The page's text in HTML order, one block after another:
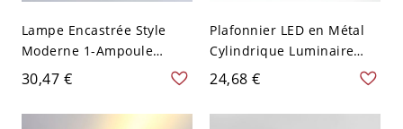
Lampe Encastrée Style
Moderne 1-Ampoule
Plafonnier Cylindre en
Aluminium - Blanc 110 V-
120 V 11,43 cm
30,47 €
Plafonnier LED en Métal
Cylindrique Luminaire
Encastré Contemporain
pour Couloir - Noir 110 V-
120 V 6,35 cm Blanc
24,68 €